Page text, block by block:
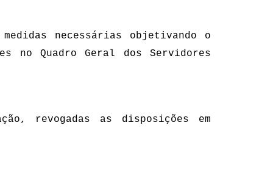
medidas necessárias objetivando o
no Quadro Geral dos Servidores
revogadas as disposições em